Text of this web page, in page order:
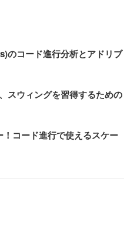
のコード進行分析とアドリブ
スウィングを習得するための
コード進行で使えるスケー